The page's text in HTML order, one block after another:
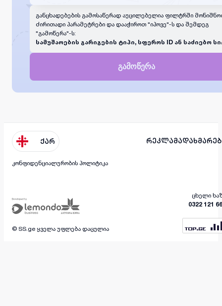
განცხადებების გამოსაწერად აუცილებელია ფილტრში
ძირითადი პარამეტრები და დააჭიროთ "იპოვე"-ს და შემდეგ
"გამოწერა"-ს:
სამუშაოების გარიგების ტიპი, სფეროს ID ან საძიებო
გამოწერა
ქარ რეკლამა
კონფიდენციალურობის პოლიტიკა
ცხელი
0322 121
© SS.ge ყველა უფლება დაცულია